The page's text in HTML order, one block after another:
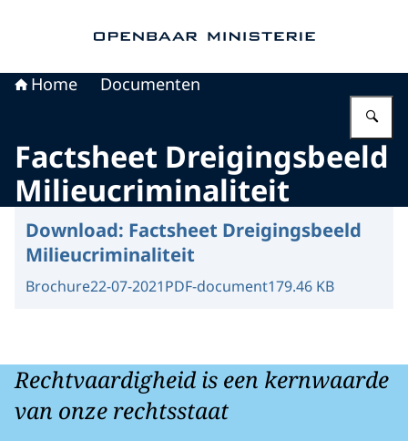
Home Documenten
Factsheet Dreigingsbeeld
Milieucriminaliteit
Download: Factsheet Dreigingsbeeld
Milieucriminaliteit
Brochure22-07-2021PDF-document179.46 KB
Rechtvaardigheid is een kernwaarde
van onze rechtsstaat